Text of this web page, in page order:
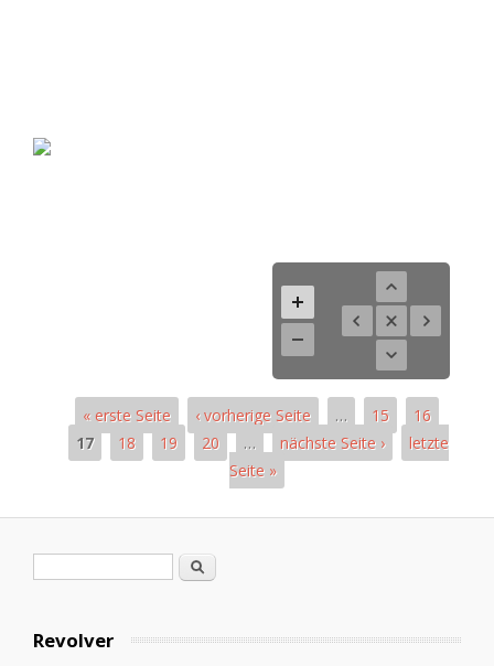
« erste Seite ‹ vorherige Seite … 15
16
17
18 19 20 … nächste Seite ›
letzte
Seite »
Formulario de búsqueda
Buscar
Revolver